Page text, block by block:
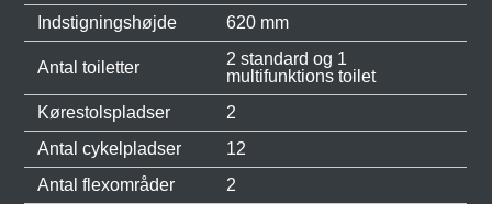
Indstigningshøjde
620 mm
Antal toiletter
2 standard og 1
multifunktions toilet
Kørestolspladser
2
Antal cykelpladser
12
Antal flexområder
2